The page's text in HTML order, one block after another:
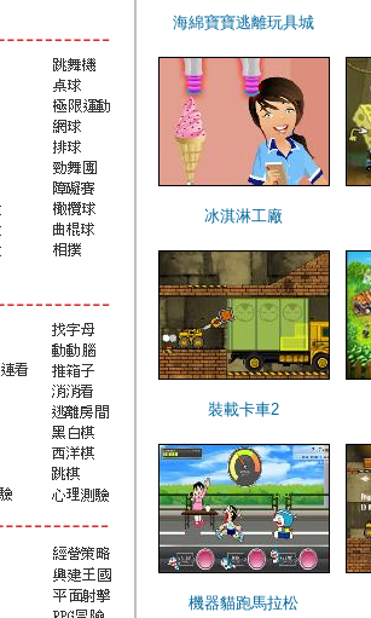
海綿寶寶逃離玩具城
冰淇淋工廠
裝載卡車2
機器貓跑馬拉松